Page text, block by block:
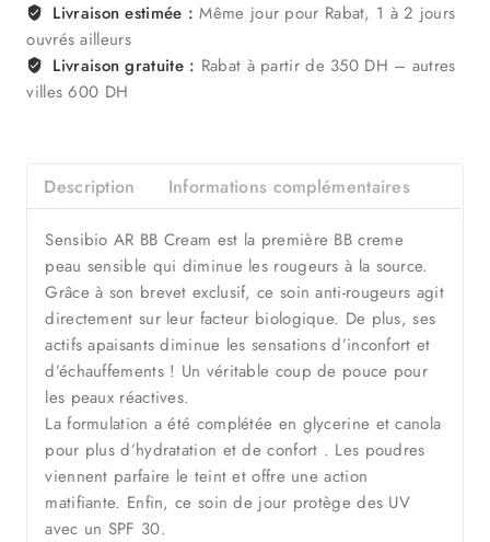
Livraison estimée : Même jour pour Rabat, 1 à 2 jours
ouvrés ailleurs
Livraison gratuite : Rabat à partir de 350 DH – autres
villes 600 DH
Description Informations complémentaires
Sensibio AR BB Cream est la première BB creme
peau sensible qui diminue les rougeurs à la source.
Grâce à son brevet exclusif, ce soin anti-rougeurs agit
directement sur leur facteur biologique. De plus, ses
actifs apaisants diminue les sensations d’inconfort et
d’échauffements ! Un véritable coup de pouce pour
les peaux réactives.
La formulation a été complétée en glycerine et canola
pour plus d’hydratation et de confort . Les poudres
viennent parfaire le teint et offre une action
matifiante. Enfin, ce soin de jour protège des UV
avec un SPF 30.